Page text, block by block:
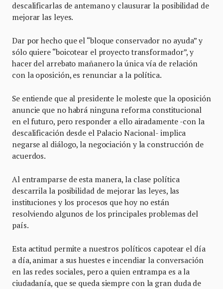
descalificarlas de antemano y clausurar la posibilidad de
mejorar las leyes.
Dar por hecho que el “bloque conservador no ayuda” y
sólo quiere “boicotear el proyecto transformador”, y
hacer del arrebato mañanero la única vía de relación
con la oposición, es renunciar a la política.
Se entiende que al presidente le moleste que la oposición
anuncie que no habrá ninguna reforma constitucional
en el futuro, pero responder a ello airadamente -con la
descalificación desde el Palacio Nacional- implica
negarse al diálogo, la negociación y la construcción de
acuerdos.
Al entramparse de esta manera, la clase política
descarrila la posibilidad de mejorar las leyes, las
instituciones y los procesos que hoy no están
resolviendo algunos de los principales problemas del
país.
Esta actitud permite a nuestros políticos capotear el día
a día, animar a sus huestes e incendiar la conversación
en las redes sociales, pero a quien entrampa es a la
ciudadanía, que se queda siempre con la gran duda de